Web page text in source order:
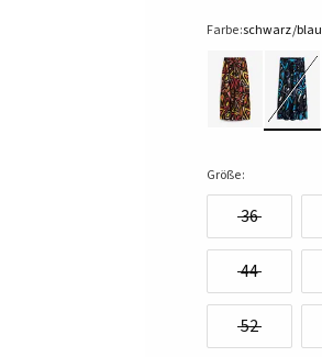
Farbe:schwarz/
Größe:
36
44
52